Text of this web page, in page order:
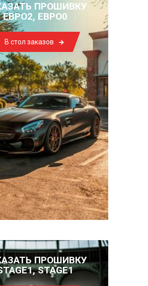
ПРОШИВКУ
ЕВРО2, ЕВРО0
В стол заказов
ПРОШИВКУ
STAGE1